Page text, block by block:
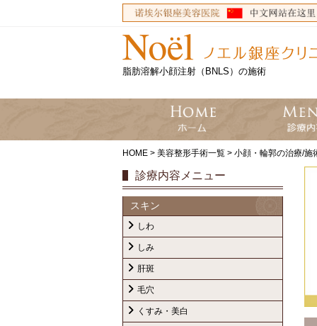
脂肪溶解小顔注射（BNLS）の施術
HOME >美容整形手術一覧 >小顔・輪郭の治療/施
診療内容メニュー
スキン
しわ
しみ
肝斑
毛穴
くすみ・美白